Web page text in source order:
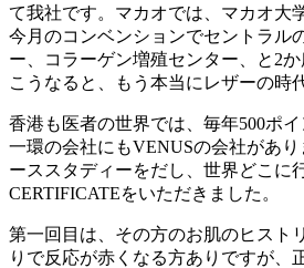
て我社です。マカオでは、マカオ大
今月のコンベンションでセントラル
ー、コラーゲン増殖センター、と2か
こうなると、もう本当にレザーの時
香港も医者の世界では、毎年500ポ
一環の会社にもVENUSの会社があ
ーススタディーをだし、世界どこに
CERTIFICATEをいただきました。
第一回目は、その方のお肌のヒスト
りで反応が赤くなる方ありですが、